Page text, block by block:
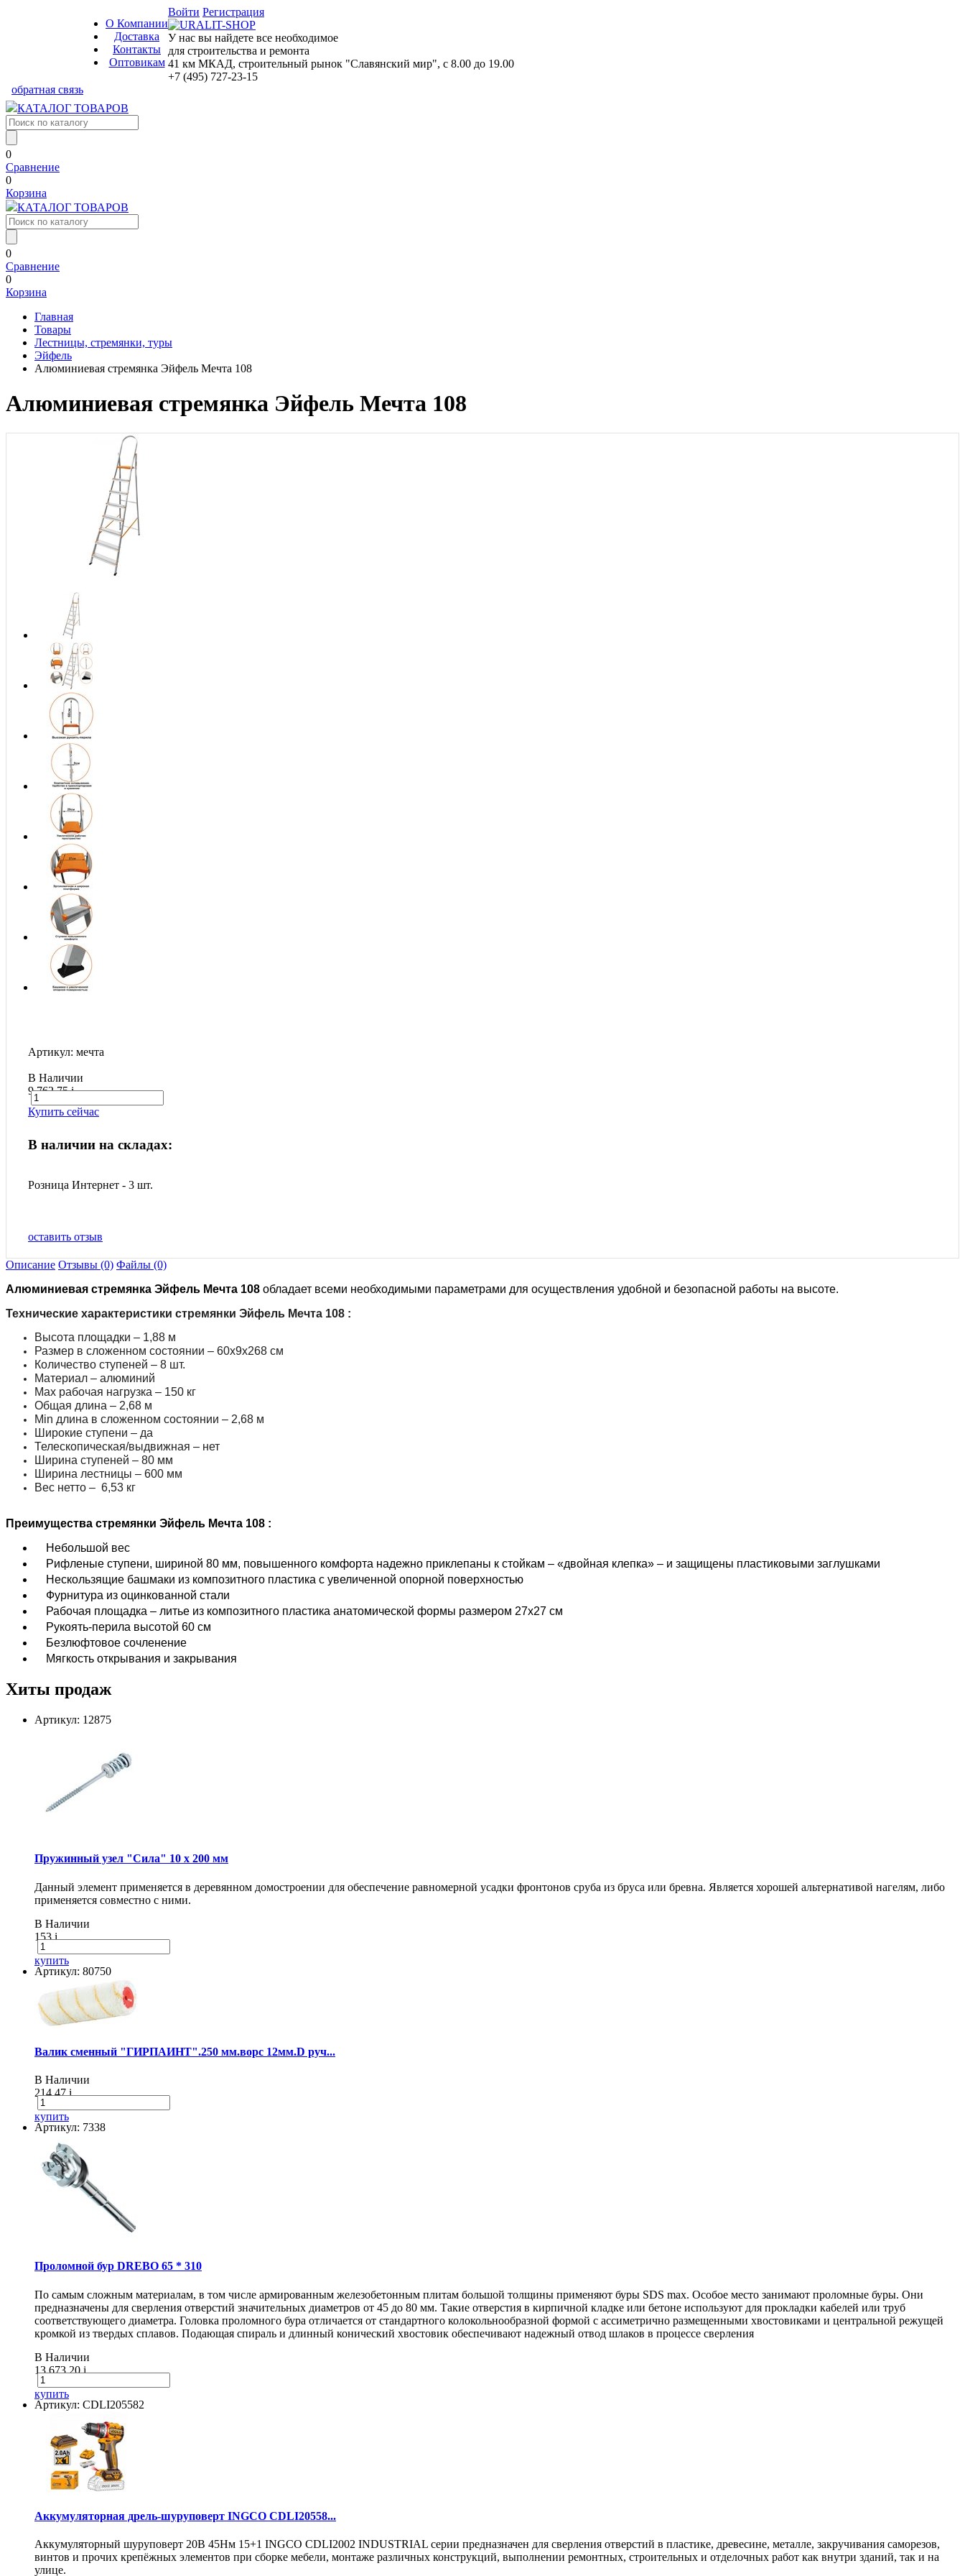
О Компании
Доставка
Контакты
Оптовикам
Войти Регистрация
У нас вы найдете все необходимое
для строительства и ремонта
41 км МКАД, строительный рынок "Славянский мир", с 8.00 до 19.00
+7 (495) 727-23-15
обратная связь
КАТАЛОГ ТОВАРОВ
0
Сравнение
0
Корзина
КАТАЛОГ ТОВАРОВ
0
Сравнение
0
Корзина
Главная
Товары
Лестницы, стремянки, туры
Эйфель
Алюминиевая стремянка Эйфель Мечта 108
Алюминиевая стремянка Эйфель Мечта 108
Артикул: мечта
В Наличии
9 762.75i
Купить сейчас
В наличии на складах:
Розница Интернет - 3 шт.
оставить отзыв
Описание Отзывы (0) Файлы (0)
Алюминиевая стремянка Эйфель Мечта 108 обладает всеми необходимыми параметрами для осуществления удобной и безопасной работы на высоте.
Технические характеристики стремянки Эйфель Мечта 108 :
Высота площадки – 1,88 м
Размер в сложенном состоянии – 60х9х268 см
Количество ступеней – 8 шт.
Материал – алюминий
Max рабочая нагрузка – 150 кг
Общая длина – 2,68 м
Min длина в сложенном состоянии – 2,68 м
Широкие ступени – да
Телескопическая/выдвижная – нет
Ширина ступеней – 80 мм
Ширина лестницы – 600 мм
Вес нетто – 6,53 кг
Преимущества стремянки Эйфель Мечта 108 :
Небольшой вес
Рифленые ступени, шириной 80 мм, повышенного комфорта надежно приклепаны к стойкам – «двойная клепка» – и защищены пластиковыми заглушками
Нескользящие башмаки из композитного пластика с увеличенной опорной поверхностью
Фурнитура из оцинкованной стали
Рабочая площадка – литье из композитного пластика анатомической формы размером 27х27 см
Рукоять-перила высотой 60 см
Безлюфтовое сочленение
Мягкость открывания и закрывания
Хиты продаж
Артикул: 12875
Пружинный узел "Сила" 10 x 200 мм
Данный элемент применяется в деревянном домостроении для обеспечение равномерной усадки фронтонов сруба из бруса или бревна. Является хорошей альтернативой нагелям, либо
применяется совместно с ними.
В Наличии
153i
купить
Артикул: 80750
Валик сменный "ГИРПАИНТ".250 мм.ворс 12мм.D руч...
В Наличии
214.47i
купить
Артикул: 7338
Проломной бур DREBO 65 * 310
По самым сложным материалам, в том числе армированным железобетонным плитам большой толщины применяют буры SDS max. Особое место занимают проломные буры. Они
предназначены для сверления отверстий значительных диаметров от 45 до 80 мм. Такие отверстия в кирпичной кладке или бетоне используют для прокладки кабелей или труб
соответствующего диаметра. Головка проломного бура отличается от стандартного колокольнообразной формой с ассиметрично размещенными хвостовиками и центральной режущей
кромкой из твердых сплавов. Подающая спираль и длинный конический хвостовик обеспечивают надежный отвод шлаков в процессе сверления
В Наличии
13 673.20i
купить
Артикул: CDLI205582
Аккумуляторная дрель-шуруповерт INGCO CDLI20558...
Аккумуляторный шуруповерт 20В 45Нм 15+1 INGCO CDLI2002 INDUSTRIAL серии предназначен для сверления отверстий в пластике, древесине, металле, закручивания саморезов,
винтов и прочих крепёжных элементов при сборке мебели, монтаже различных конструкций, выполнении ремонтных, строительных и отделочных работ как внутри зданий, так и на
улице.